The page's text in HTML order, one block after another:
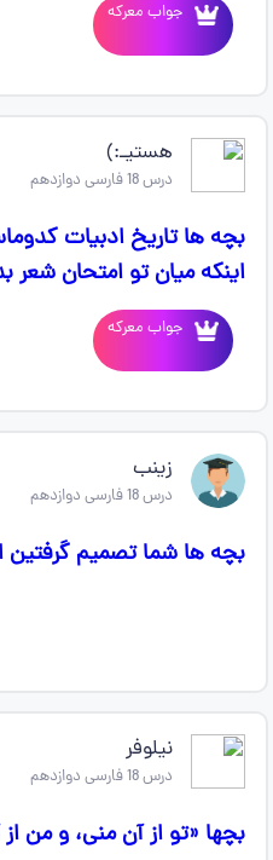
جواب معرکه
هستیـ:)
درس 18 فارسی دوازدهم
بچه ها تاریخ ادبیات
اینکه میان تو امتحان شعر
جواب معرکه
زینب
درس 18 فارسی دوازدهم
بچه ها شما تصمیم
نیلوفر
درس 18 فارسی دوازدهم
بچها «تو از آن منی، و من